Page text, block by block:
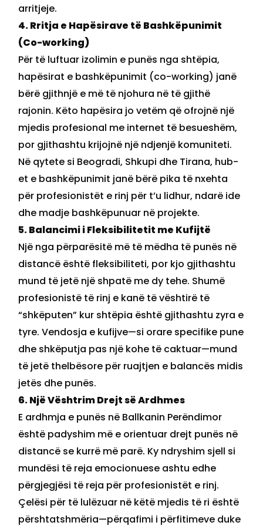
arritjeje.
4. Rritja e Hapësirave të Bashkëpunimit
(Co-working)
Për të luftuar izolimin e punës nga shtëpia,
hapësirat e bashkëpunimit (co-working) janë
bërë gjithnjë e më të njohura në të gjithë
rajonin. Këto hapësira jo vetëm që ofrojnë një
mjedis profesional me internet të besueshëm,
por gjithashtu krijojnë një ndjenjë komuniteti.
Në qytete si Beogradi, Shkupi dhe Tirana, hub-
et e bashkëpunimit janë bërë pika të nxehta
për profesionistët e rinj për t’u lidhur, ndarë ide
dhe madje bashkëpunuar në projekte.
5. Balancimi i Fleksibilitetit me Kufijtë
Një nga përparësitë më të mëdha të punës në
distancë është fleksibiliteti, por kjo gjithashtu
mund të jetë një shpatë me dy tehe. Shumë
profesionistë të rinj e kanë të vështirë të
“shkëputen” kur shtëpia është gjithashtu zyra e
tyre. Vendosja e kufijve—si orare specifike pune
dhe shkëputja pas një kohe të caktuar—mund
të jetë thelbësore për ruajtjen e balancës midis
jetës dhe punës.
6. Një Vështrim Drejt së Ardhmes
E ardhmja e punës në Ballkanin Perëndimor
është padyshim më e orientuar drejt punës në
distancë se kurrë më parë. Ky ndryshim sjell si
mundësi të reja emocionuese ashtu edhe
përgjegjësi të reja për profesionistët e rinj.
Çelësi për të lulëzuar në këtë mjedis të ri është
përshtatshmëria—përqafimi i përfitimeve duke